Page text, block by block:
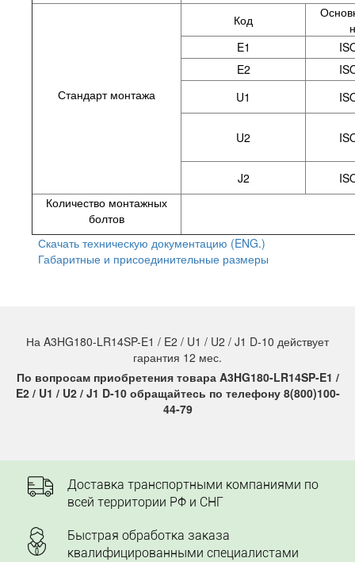
Стандарт монтажа
Код
E1
E2
U1
U2
J2
Количество монтажных
болтов
Скачать техническую документацию (ENG.)
Габаритные и присоединительные размеры
На A3HG180-LR14SP-E1 / E2 / U1 / U2 / J1 D-10 действует
гарантия 12 мес.
По вопросам приобретения товара A3HG180-LR14SP-E1 /
E2 / U1 / U2 / J1 D-10 обращайтесь по телефону 8(800)100-
44-79
Доставка транспортными компаниями по
всей территории РФ и СНГ
Быстрая обработка заказа
квалифицированными специалистами